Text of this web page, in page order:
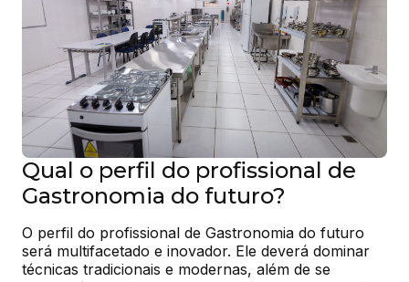
Qual o perfil do profissional de
Gastronomia do futuro?
O perfil do profissional de Gastronomia do futuro
será multifacetado e inovador. Ele deverá dominar
técnicas tradicionais e modernas, além de se